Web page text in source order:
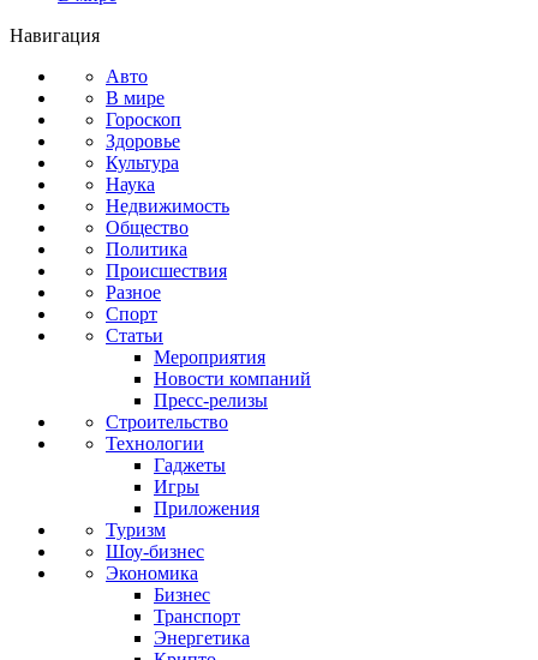
Навигация
Авто
В мире
Гороскоп
Здоровье
Культура
Наука
Недвижимость
Общество
Политика
Происшествия
Разное
Спорт
Статьи
Мероприятия
Новости компаний
Пресс-релизы
Строительство
Технологии
Гаджеты
Игры
Приложения
Туризм
Шоу-бизнес
Экономика
Бизнес
Транспорт
Энергетика